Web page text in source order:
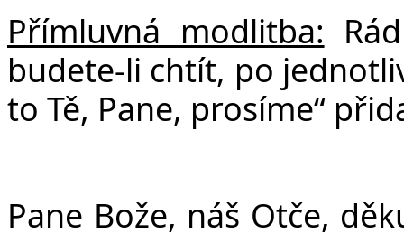
Přímluvná modlitba:
budete-li chtít, po
to Tě, Pane, prosíme“
Pane Bože, náš Otče,